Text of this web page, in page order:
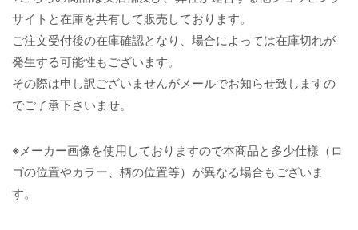
サイトと在庫を共有して販売しております。
ご注文受付後の在庫確認となり、場合によっては在庫切れが
発生する可能性もございます。
その際は申し訳ございませんがメールでお知らせ致しますの
でご了承下さいませ。
※メーカー画像を使用しておりますので本商品と多少仕様（ロ
ゴの位置やカラー、柄の位置等）が異なる場合もございま
す。